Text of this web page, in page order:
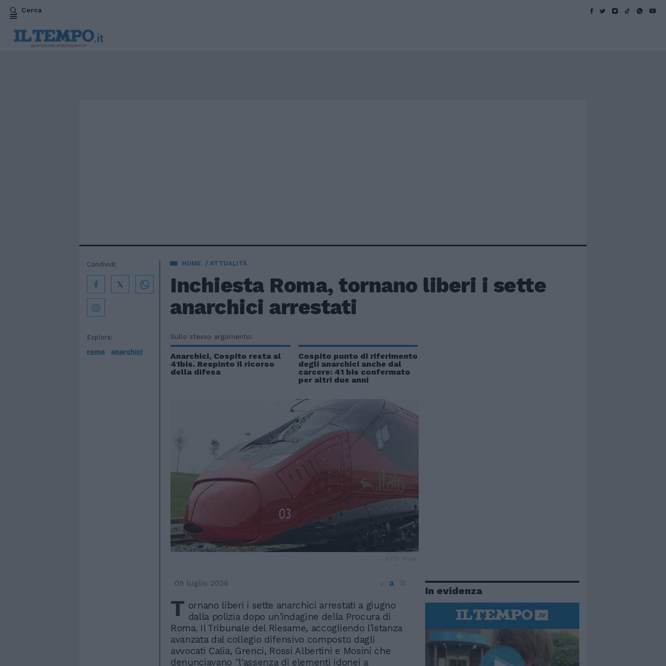
Cerca
HOME ATTUALITÀ
Inchiesta Roma, tornano liberi i sette
anarchici arrestati
Esplora:
roma anarchici
Condividi:
Sullo stesso argomento:
Anarchici, Cospito resta al
41bis. Respinto il ricorso
della difesa
Cospito punto di riferimento
degli anarchici anche dal
carcere: 41 bis confermato
per altri due anni
09 luglio 2026 a
T ornano liberi i sette anarchici arrestati a giugno
dalla polizia dopo un'indagine della Procura di
Roma. Il Tribunale del Riesame, accogliendo l'istanza
avanzata dal collegio difensivo composto dagli
avvocati Calia, Grenci, Rossi Albertini e Mosini che
denunciavano ''l'assenza di elementi idonei a
In evidenza